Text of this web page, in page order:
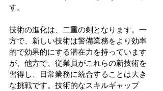
す。
技術の進化は、二重の剣となります。一
方で、新しい技術は警備業務をより効率
的で効果的にする潜在力を持っています
が、他方で、従業員がこれらの新技術を
習得し、日常業務に統合することは大き
な挑戦です。技術的なスキルギャップ